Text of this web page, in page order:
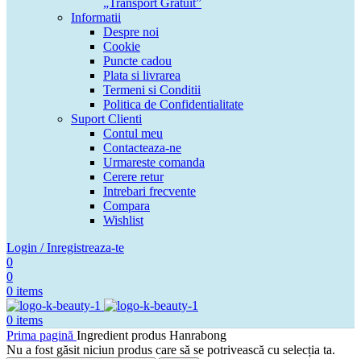
„Transport Gratuit”
Informatii
Despre noi
Cookie
Puncte cadou
Plata si livrarea
Termeni si Conditii
Politica de Confidentialitate
Suport Clienti
Contul meu
Contacteaza-ne
Urmareste comanda
Cerere retur
Intrebari frecvente
Compara
Wishlist
Login / Inregistreaza-te
0
0
0 items
0 items
Prima pagină Ingredient produs Hanrabong
Nu a fost găsit niciun produs care să se potrivească cu selecția ta.